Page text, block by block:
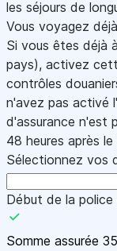
les séjours de
Vous voyagez déjà
Si vous êtes déjà
pays), activez
contrôles
n'avez pas activé
d'assurance n'est
48 heures après
Sélectionnez vos
Début de la police
Somme assurée